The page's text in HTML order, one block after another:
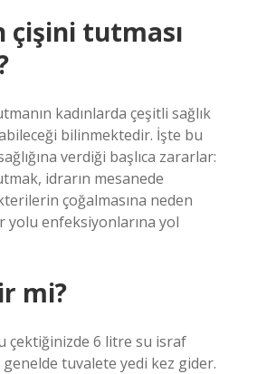
çişini tutması
kadınlarda çeşitli sağlık
bilinmektedir. İşte bu
verdiği başlıca zararlar:
idrarın mesanede
çoğalmasına neden
yolu enfeksiyonlarına yol
mi?
çektiğinizde 6 litre su israf
tuvalete yedi kez gider.